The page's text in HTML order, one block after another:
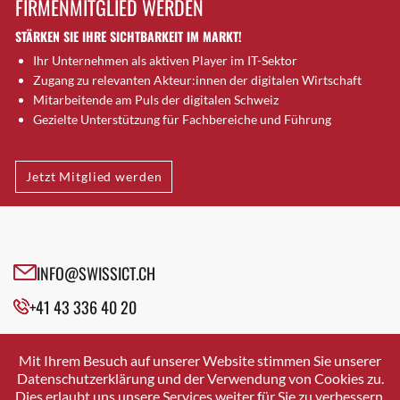
Brugg AG
Brütten
Bubendorf
Bubikon
Buchs (SG)
Bäretswil
Bülach
Cazis
Crissier
Davos Platz
Dierikon
Dietikon
FIRMENMITGLIED WERDEN
STÄRKEN SIE IHRE SICHTBARKEIT IM MARKT!
Ihr Unternehmen als aktiven Player im IT-Sektor
Zugang zu relevanten Akteur:innen der digitalen Wirtschaft
Mitarbeitende am Puls der digitalen Schweiz
Gezielte Unterstützung für Fachbereiche und Führung
Jetzt Mitglied werden
INFO@SWISSICT.CH
+41 43 336 40 20
SWISSICT
VULKANSTRASSE 120
8048 ZURICH
Mit Ihrem Besuch auf unserer Website stimmen Sie unserer
Datenschutzerklärung und der Verwendung von Cookies zu.
Dies erlaubt uns unsere Services weiter für Sie zu verbessern.